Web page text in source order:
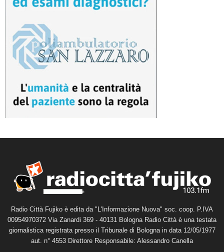
Radio Città Fujiko è edita da "L'Informazione Nuova" soc. coop. P.IVA
00954970372 Via Zanardi 369 - 40131 Bologna Radio Città è una testata
giornalistica registrata presso il Tribunale di Bologna in data 12/05/1977
aut. n° 4553 Direttore Responsabile: Alessandro Canella